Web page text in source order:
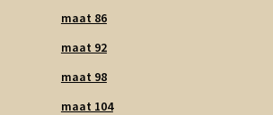
maat 86
maat 92
maat 98
maat 104